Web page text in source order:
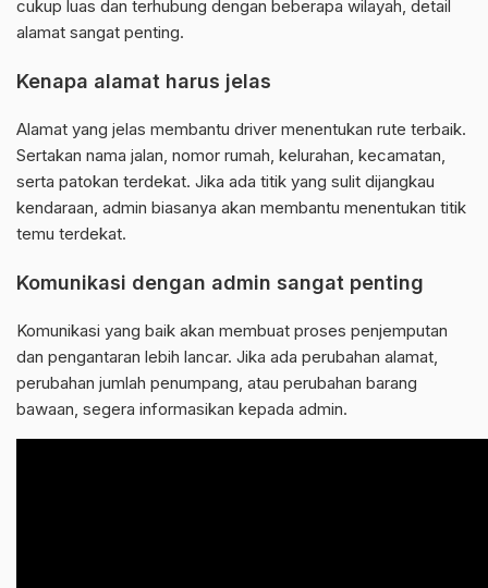
cukup luas dan terhubung dengan beberapa wilayah, detail
alamat sangat penting.
Kenapa alamat harus jelas
Alamat yang jelas membantu driver menentukan rute terbaik.
Sertakan nama jalan, nomor rumah, kelurahan, kecamatan,
serta patokan terdekat. Jika ada titik yang sulit dijangkau
kendaraan, admin biasanya akan membantu menentukan titik
temu terdekat.
Komunikasi dengan admin sangat penting
Komunikasi yang baik akan membuat proses penjemputan
dan pengantaran lebih lancar. Jika ada perubahan alamat,
perubahan jumlah penumpang, atau perubahan barang
bawaan, segera informasikan kepada admin.